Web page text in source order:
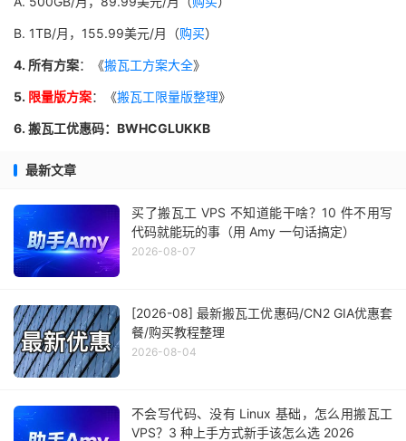
B. 1TB/月，155.99美元/月（购买）
4. 所有方案：《搬瓦工方案大全》
5. 限量版方案：《搬瓦工限量版整理》
6. 搬瓦工优惠码：BWHCGLUKKB
最新文章
买了搬瓦工 VPS 不知道能干啥？10 件不用写
代码就能玩的事（用 Amy 一句话搞定）
2026-08-07
[2026-08] 最新搬瓦工优惠码/CN2 GIA优惠套
餐/购买教程整理
2026-08-04
不会写代码、没有 Linux 基础，怎么用搬瓦工
VPS？3 种上手方式新手该怎么选 2026